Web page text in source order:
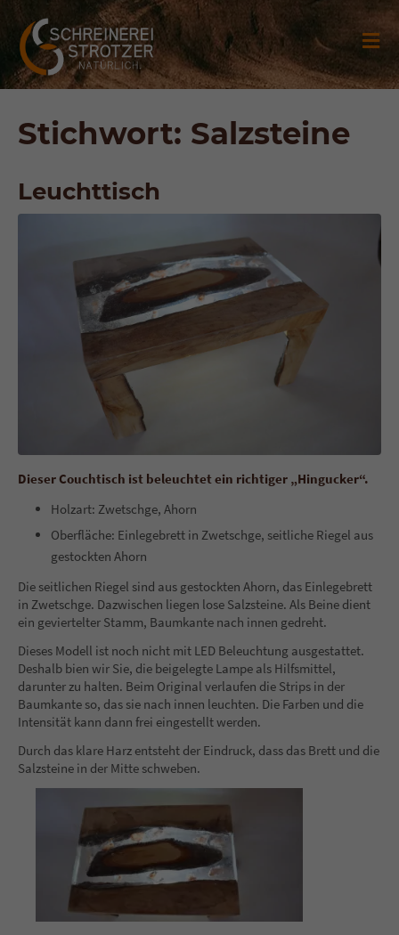
Stichwort: Salzsteine
Leuchttisch
Dieser Couchtisch ist beleuchtet ein richtiger „Hingucker“.
Holzart: Zwetschge, Ahorn
Oberfläche: Einlegebrett in Zwetschge, seitliche Riegel aus
gestockten Ahorn
Die seitlichen Riegel sind aus gestockten Ahorn, das Einlegebrett
in Zwetschge. Dazwischen liegen lose Salzsteine. Als Beine dient
ein geviertelter Stamm, Baumkante nach innen gedreht.
Dieses Modell ist noch nicht mit LED Beleuchtung ausgestattet.
Deshalb bien wir Sie, die beigelegte Lampe als Hilfsmittel,
darunter zu halten. Beim Original verlaufen die Strips in der
Baumkante so, das sie nach innen leuchten. Die Farben und die
Intensität kann dann frei eingestellt werden.
Durch das klare Harz entsteht der Eindruck, dass das Brett und die
Salzsteine in der Mitte schweben.